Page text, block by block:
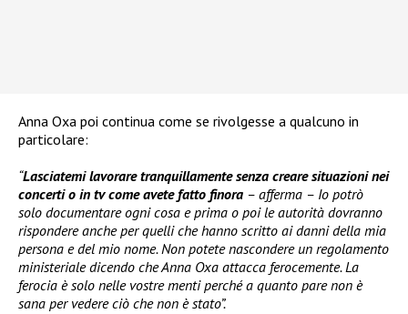
Anna Oxa poi continua come se rivolgesse a qualcuno in
particolare:
“Lasciatemi lavorare tranquillamente senza creare situazioni nei
concerti o in tv come avete fatto finora – afferma – Io potrò
solo documentare ogni cosa e prima o poi le autorità dovranno
rispondere anche per quelli che hanno scritto ai danni della mia
persona e del mio nome. Non potete nascondere un regolamento
ministeriale dicendo che Anna Oxa attacca ferocemente. La
ferocia è solo nelle vostre menti perché a quanto pare non è
sana per vedere ciò che non è stato”.